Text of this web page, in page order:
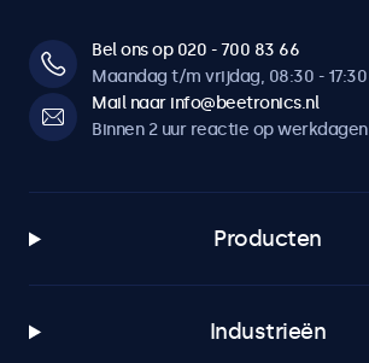
Bel ons op 020 - 700 83 66
Maandag t/m vrijdag, 08:30 - 17:30
Mail naar info@beetronics.nl
Binnen 2 uur reactie op werkdagen
Producten
Industrieën